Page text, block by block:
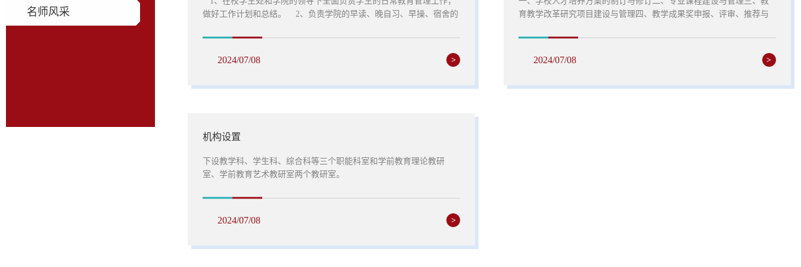
名师风采
做好工作计划和总结。 2、负责学院的早读、晚自习、早操、宿舍的
彰、宣传工作。 4、负责学生奖励和处分的有关管理工作，做好各类
奖励、处分及有关文件的整理、归档工作。 5、负责学生档案的建立
和保管工作。 6、负责特困生、少数民族学生和残疾学生的人数统
2024/07/08 >
育教学改革研究项目建设与管理四、教学成果奖申报、评审、推荐与
程培训管理八、教学督导工作九、完成处领导交办的其它工作地点：
2024/07/08 >
机构设置
下设教学科、学生科、综合科等三个职能科室和学前教育理论教研
室、学前教育艺术教研室两个教研室。
2024/07/08 >